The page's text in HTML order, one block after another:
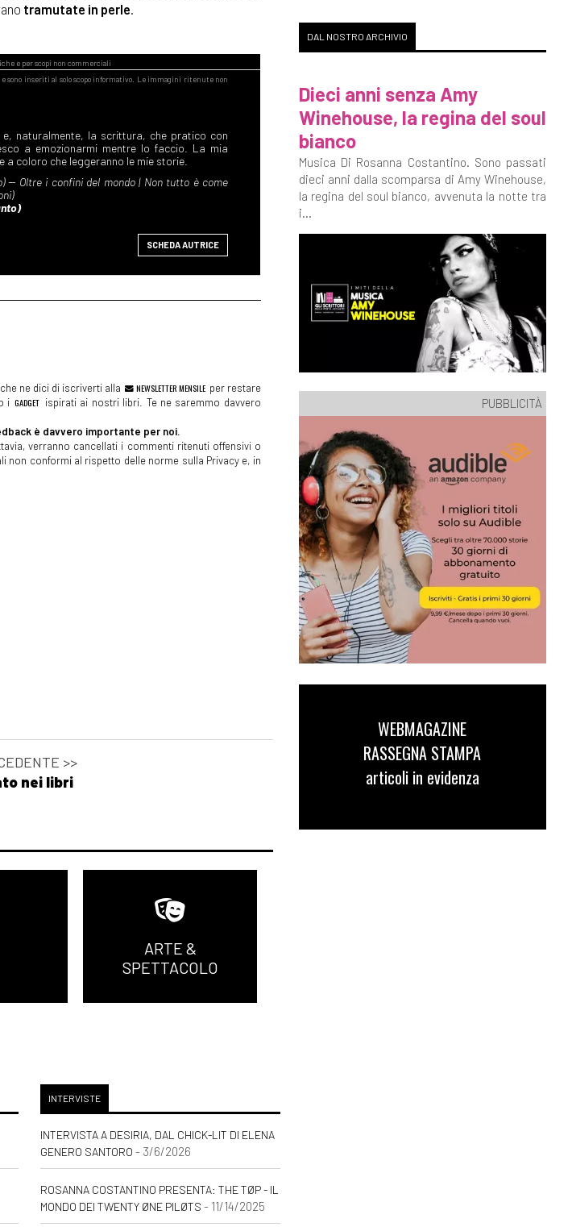
tramutate in perle.
SCHEDA AUTRICE
ne dici di iscriverti alla NEWSLETTER MENSILE per restare
i GADGET ispirati ai nostri libri. Te ne saremmo davvero
è davvero importante per noi.
verranno cancellati i commenti ritenuti offensivi o
non conformi al rispetto delle norme sulla Privacy e, in
>>
nei libri
ARTE &
SPETTACOLO
INTERVISTE
INTERVISTA A DESIRIA, DAL CHICK-LIT DI ELENA
GENERO SANTORO - 3/6/2026
ROSANNA COSTANTINO PRESENTA: THE TØP - IL
MONDO DEI TWENTY ØNE PILØTS - 11/14/2025
DAL NOSTRO ARCHIVIO
Dieci anni senza Amy
Winehouse, la regina del soul
bianco
Musica Di Rosanna Costantino. Sono passati
dieci anni dalla scomparsa di Amy Winehouse,
la regina del soul bianco, avvenuta la notte tra
i...
PUBBLICITÀ
WEBMAGAZINE
RASSEGNA STAMPA
articoli in evidenza